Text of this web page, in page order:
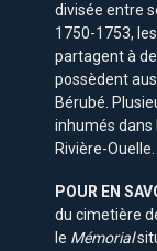
divisée entre
1750-1753,
partagent à
possèdent
Bérubé.
inhumés dans
Rivière-Ouelle.
POUR EN
du cimetière
le Mémorial